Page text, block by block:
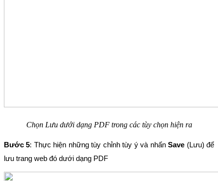
Chọn Lưu dưới dạng PDF trong các tùy chọn hiện ra
Bước 5: Thực hiện những tùy chỉnh tùy ý và nhấn Save (Lưu) để
lưu trang web đó dưới dạng PDF